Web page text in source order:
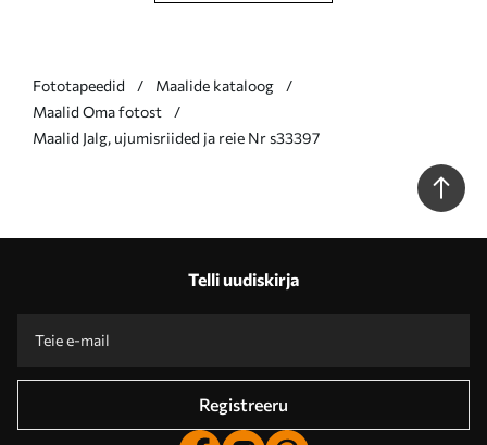
Fototapeedid
Maalide kataloog
Maalid Oma fotost
Maalid Jalg, ujumisriided ja reie Nr s33397
Telli uudiskirja
Registreeru